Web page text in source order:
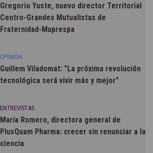
Gregorio Yuste, nuevo director Territorial
Centro-Grandes Mutualistas de
Fraternidad-Muprespa
OPINIÓN
Guillem Viladomat: "La próxima revolución
tecnológica será vivir más y mejor"
ENTREVISTAS
María Romero, directora general de
PlusQuam Pharma: crecer sin renunciar a la
ciencia